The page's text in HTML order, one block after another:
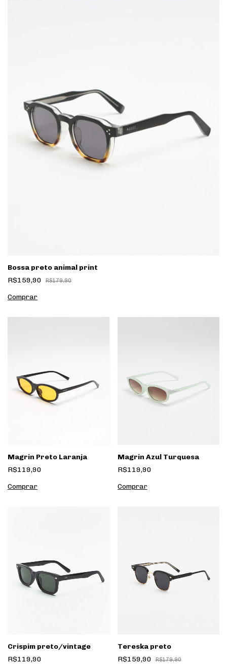
Bossa preto animal print
R$159,90
R$179,90
Magrin Preto Laranja
R$119,90
Magrin Azul Turquesa
R$119,90
Crispim preto/vintage
R$119,90
Tereska preto
R$159,90
R$179,90